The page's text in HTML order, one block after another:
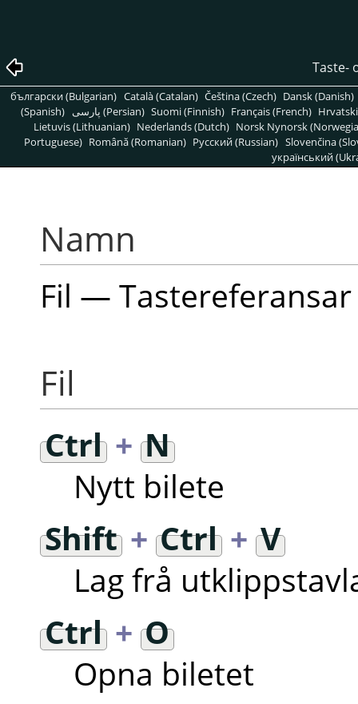
Taste-
български (Bulgarian) Català (Catalan) Čeština (Czech) Dansk (Danish)
(Spanish)
پارسی (Persian) Suomi (Finnish) Français (French)
Lietuvis (Lithuanian) Nederlands (Dutch) Norsk Nynorsk
Portuguese) Română (Romanian) Pусский (Russian) Slovenčina
український
Namn
Fil —
Fil
Ctrl+ N
Nytt bilete
Shift+ Ctrl +V
Lag frå
Ctrl+ O
Opna biletet